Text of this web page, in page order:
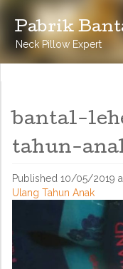
Pabrik
Neck Pillow Expert
bantal-
tahun-
Published 10/05/2019
Ulang Tahun Anak